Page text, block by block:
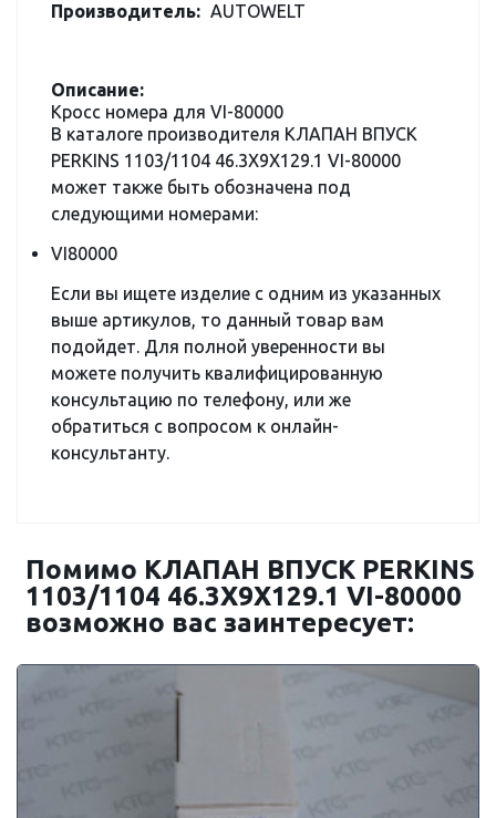
Производитель: AUTOWELT
Описание:
Кросс номера для VI-80000
В каталоге производителя КЛАПАН ВПУСК
PERKINS 1103/1104 46.3X9X129.1 VI-80000
может также быть обозначена под
следующими номерами:
VI80000
Если вы ищете изделие с одним из указанных
выше артикулов, то данный товар вам
подойдет. Для полной уверенности вы
можете получить квалифицированную
консультацию по телефону, или же
обратиться с вопросом к онлайн-
консультанту.
Помимо КЛАПАН ВПУСК PERKINS
1103/1104 46.3X9X129.1 VI-80000
возможно вас заинтересует: